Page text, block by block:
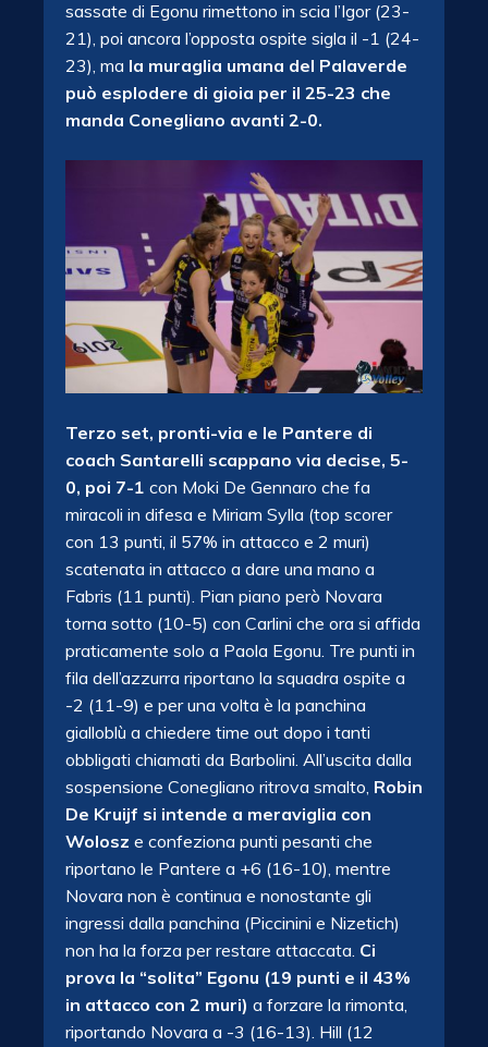
sassate di Egonu rimettono in scia l’Igor (23-
21), poi ancora l’opposta ospite sigla il -1 (24-
23), ma la muraglia umana del Palaverde
può esplodere di gioia per il 25-23 che
manda Conegliano avanti 2-0.
Terzo set, pronti-via e le Pantere di
coach Santarelli scappano via decise, 5-
0, poi 7-1 con Moki De Gennaro che fa
miracoli in difesa e Miriam Sylla (top scorer
con 13 punti, il 57% in attacco e 2 muri)
scatenata in attacco a dare una mano a
Fabris (11 punti). Pian piano però Novara
torna sotto (10-5) con Carlini che ora si affida
praticamente solo a Paola Egonu. Tre punti in
fila dell’azzurra riportano la squadra ospite a
-2 (11-9) e per una volta è la panchina
gialloblù a chiedere time out dopo i tanti
obbligati chiamati da Barbolini. All’uscita dalla
sospensione Conegliano ritrova smalto, Robin
De Kruijf si intende a meraviglia con
Wolosz e confeziona punti pesanti che
riportano le Pantere a +6 (16-10), mentre
Novara non è continua e nonostante gli
ingressi dalla panchina (Piccinini e Nizetich)
non ha la forza per restare attaccata. Ci
prova la “solita” Egonu (19 punti e il 43%
in attacco con 2 muri) a forzare la rimonta,
riportando Novara a -3 (16-13). Hill (12